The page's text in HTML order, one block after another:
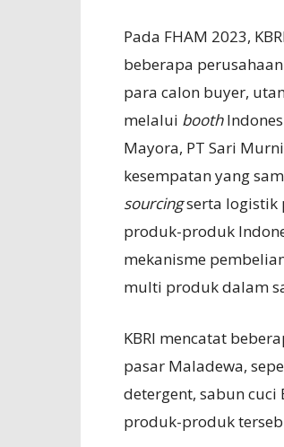
Pada FHAM 2023,
beberapa
para calon buyer,
melalui booth
Mayora, PT Sari
kesempatan yang
sourcingserta logistik
produk-produk
mekanisme
multi produk dalam
KBRI mencatat
pasar Maladewa,
detergent, sabun
produk-produk